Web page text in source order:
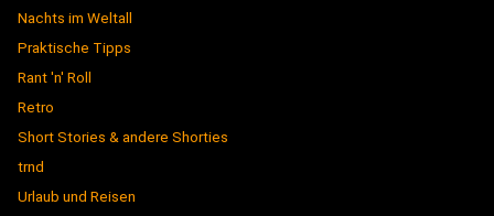
Nachts im Weltall
Praktische Tipps
Rant 'n' Roll
Retro
Short Stories & andere Shorties
trnd
Urlaub und Reisen